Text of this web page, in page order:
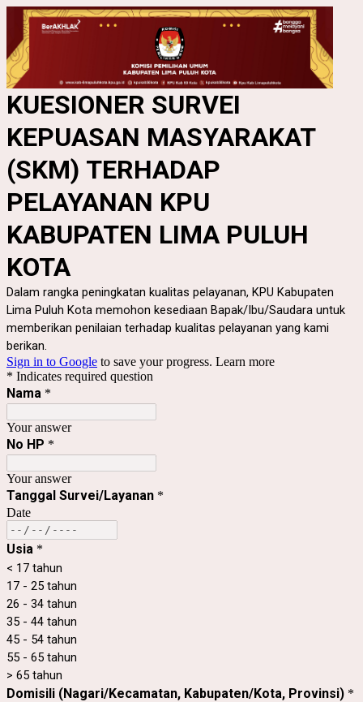
KUESIONER SURVEI
KEPUASAN MASYARAKAT
(SKM) TERHADAP
PELAYANAN KPU
KABUPATEN LIMA PULUH
KOTA
Dalam rangka peningkatan kualitas pelayanan, KPU Kabupaten
Lima Puluh Kota memohon kesediaan Bapak/Ibu/Saudara untuk
memberikan penilaian terhadap kualitas pelayanan yang kami
berikan.
Sign in to Google to save your progress. Learn more
* Indicates required question
Nama *
Your answer
No HP *
Your answer
Tanggal Survei/Layanan *
Date
Usia *
< 17 tahun
17 - 25 tahun
26 - 34 tahun
35 - 44 tahun
45 - 54 tahun
55 - 65 tahun
> 65 tahun
Domisili (Nagari/Kecamatan, Kabupaten/Kota, Provinsi) *